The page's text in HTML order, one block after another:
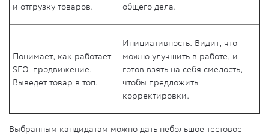
и отгрузку товаров.
общего дела.
Понимает, как работает
SEO-продвижение.
Выведет товар в топ.
Инициативность. Видит, что
можно улучшить в работе, и
готов взять на себя смелость,
чтобы предложить
корректировки.
Выбранным кандидатам можно дать небольшое тестовое